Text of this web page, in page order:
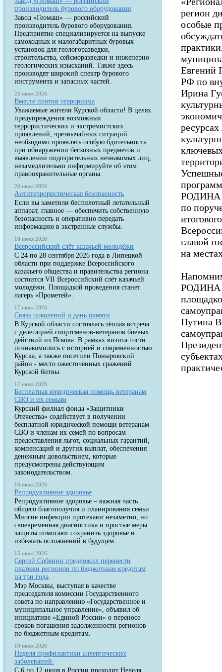
производитель бурового оборудования
Завод «Геомаш» — российский
производитель бурового оборудования.
Предприятие специализируется на выпуске
самоходных и малогабаритных буровых
установок для геологоразведки,
строительства, сейсморазведки и инженерно-
геологических изысканий. Также здесь
производят широкий спектр бурового
инструмента и запасных частей.
23 июля 2026
Вместе против терроризма
Уважаемые жители Курской области! В целях
предупреждения возможных
террористических и экстремистских
проявлений, чрезвычайных ситуаций
необходимо проявлять особую бдительность
при обнаружении бесхозных предметов и
выявлении подозрительных незнакомых лиц,
незамедлительно информируйте об этом
правоохранительные органы.
20 июля 2026
Антитеррористическая безопасность
Если вы заметили беспилотный летательный
аппарат, главное — обеспечить собственную
безопасность и оперативно передать
информацию в экстренные службы.
18 июля 2026
Всероссийский слёт казачьей молодёжи
С 24 по 28 сентября 2026 года в Липецкой
области при поддержке Всероссийского
казачьего общества и правительства региона
состоится VII Всероссийский слёт казачьей
молодёжи. Площадкой проведения станет
лагерь «Прометей».
17 июля 2026
Связь поколений и дань памяти
В Курской области состоялась тёплая встреча
с делегацией спортсменов-ветеранов боевых
действий из Пскова. В рамках визита гости
познакомились с историей и современностью
Курска, а также посетили Поныровский
район - место ожесточённых сражений
Курской битвы.
17 июля 2026
Бесплатная юридическая помощь ветеранам
СВО и их семьям
Курский филиал фонда «Защитники
Отечества» содействует в получении
бесплатной юридической помощи ветеранам
СВО и членам их семей по вопросам
предоставления льгот, социальных гарантий,
компенсаций и других выплат, обеспечения
денежным довольствием, которые
предусмотрены действующим
законодательством.
16 июля 2026
Репродуктивное здоровье
Репродуктивное здоровье – важная часть
общего благополучия и планирования семьи.
Многие инфекции протекают незаметно, но
своевременная диагностика и простые меры
защиты помогают сохранить здоровье и
избежать осложнений в будущем.
15 июля 2026
Сергей Собянин предложил перенести
платежи регионов по бюджетным кредитам
на три года
Мэр Москвы, выступая в качестве
председателя комиссии Государственного
совета по направлению «Государственное и
муниципальное управление», объявил об
инициативе «Единой России» о переносе
сроков погашения задолженности регионов
по бюджетным кредитам.
10 июля 2026
Неделя профилактики аллергических
заболеваний.
С 6 по 12 июля в России проходит Неделя
регион
особые
Евгений
РФ по
Ирина
РОДИНА
по
главой
на
РОДИНА
Путина